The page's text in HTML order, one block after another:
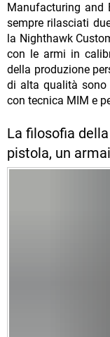
Manufacturing
sempre rilasciati
la Nighthawk
con le armi in
della produzione
di alta qualità sono
con tecnica MIM e
La filosofia
pistola, un